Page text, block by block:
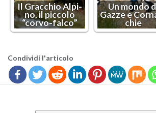
Il Grac­chio Al­pi­
no, il pic­co­lo
“cor­vo-fal­co”
Un mondo
Gazze e
chie
Con­di­vi­di l'ar­ti­co­lo